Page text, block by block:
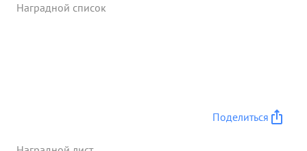
Наградной список
Поделиться